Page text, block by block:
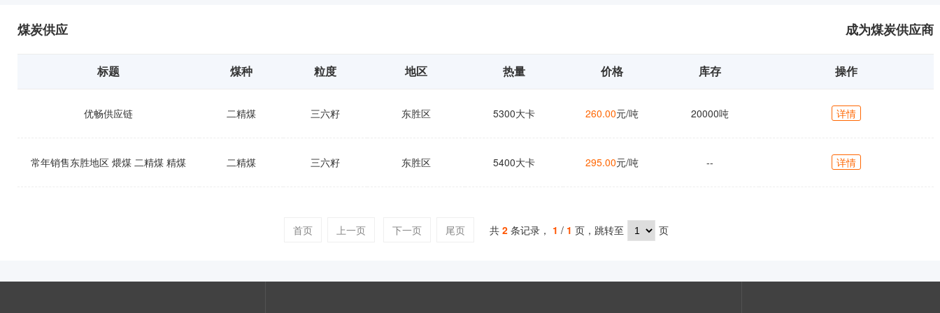
成为煤炭供应商
煤炭供应
标题 煤种 粒度 地区 热量 价格 库存 操作
优畅供应链 二精煤 三六籽 东胜区 5300大卡 260.00元/吨 20000吨 详情
常年销售东胜地区 煨煤 二精煤 精煤 二精煤 三六籽 东胜区 5400大卡 295.00元/吨 -- 详情
首页 上一页 下一页 尾页 共 2 条记录， 1 / 1 页，跳转至 页